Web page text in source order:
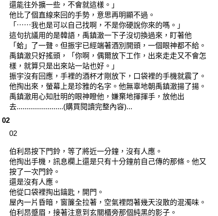
還能往外擴一些，不會就這樣。」
他比了個直線來回的手勢，意思再明顯不過。
「⋯⋯我也是可以自己找啊，不是你硬說你來的嗎。」
這句抗議用的是韓語，禹鎮澈一下子沒切換過來，盯著他
「蛤」了一聲。但振宇已經端著酒別開頭，一個眼神都不給。
禹鎮澈只好搖頭，「你啊，偶爾放下工作，出來走走又不會怎
樣，就算只是出來站一站也好。」
振宇沒有回應，手裡的酒杯才剛放下，口袋裡的手機就震了。
他掏出來，螢幕上是珍雅的名字。他無辜地朝禹鎮澈揚了揚。
禹鎮澈用心知肚明的眼神瞪他，嫌棄地揮揮手，放他出
去........................(購買閱讀完整內容)...
02
02
伯利昂按下門鈴，等了將近一分鐘，沒有人應。
他掏出手機，訊息欄上還是只有十分鐘前自己傳的那條。他又
按了一次門鈴。
還是沒有人應。
他從口袋裡掏出鑰匙，開門。
屋內一片昏暗，窗簾全拉著，空氣裡悶著幾天沒散的混濁味。
伯利昂蹙眉，接著注意到玄關櫃旁那個純黑的影子。